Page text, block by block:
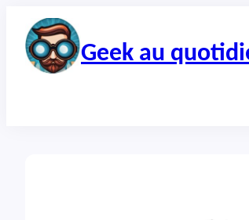
contenu
Geek au